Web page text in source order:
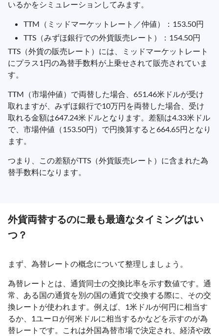
いるかをシミュレーションしてみます。
TTM（ミッドマーケットレート／仲値）：153.50円
TTS（みずほ銀行での外貨販売レート）：154.50円
TTS（外貨の販売レート）には、ミッドマーケットレート
にプラス1円の為替手数料が上乗せされて販売されていま
す。
TTM（市場仲値）で両替した場合、651.46米ドルが受け
取れますが、みずほ銀行で10万円を両替した場合、受け
取れる金額は647.24米ドルとなります。差額は4.33米ドル
で、市場仲値（153.50円）で円換算すると664.65円となり
ます。
つまり、この差額がTTS（外貨販売レート）に含まれた為
替手数料になります。
外貨両替するのに最も最適なタイミングはい
つ？
まず、為替レートの概念について整理しましょう。
為替レートとは、通貨同士の交換比率を示す数値です。通
常、ある国の通貨を別の国の通貨で交換する際に、その交
換レートが使われます。例えば、1米ドルが何円に相当す
るか、1ユーロが何米ドルに相当するかなどを示すのが為
替レートです。これは外国為替市場で決定され、経済や政